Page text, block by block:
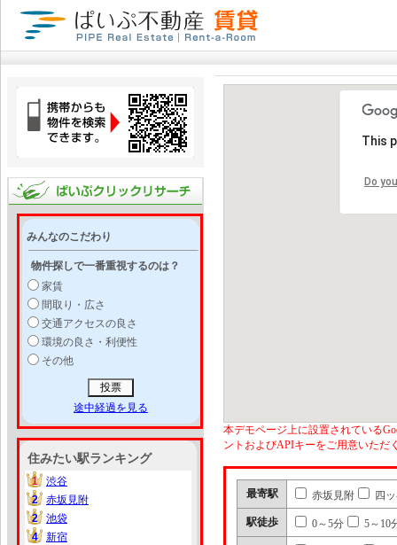
みんなのこだわり
物件探しで一番重視するのは？
家賃
間取り・広さ
交通アクセスの良さ
環境の良さ・利便性
その他
途中経過を見る
住みたい駅ランキング
1
1
渋谷
2
2
赤坂見附
2
2
池袋
4
4
新宿
This
Do
本デモページ上に設置されている
ントおよびAPIキーをご用意いただ
最寄駅 赤坂見附 四
駅徒歩 0～5分 5～10